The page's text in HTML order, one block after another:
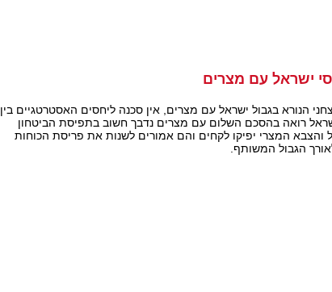
ישראל עם מצרים
הנורא בגבול ישראל עם מצרים, אין סכנה ליחסים האסטרטגיים בין
רואה בהסכם השלום עם מצרים נדבך חשוב בתפיסת הביטחון
והצבא המצרי יפיקו לקחים והם אמורים לשנות את פריסת הכוחות
הגבול המשותף.